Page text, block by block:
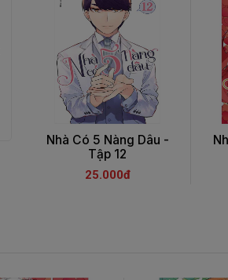
Nhà Có 5 Nàng Dâu -
Tập 12
25.000đ